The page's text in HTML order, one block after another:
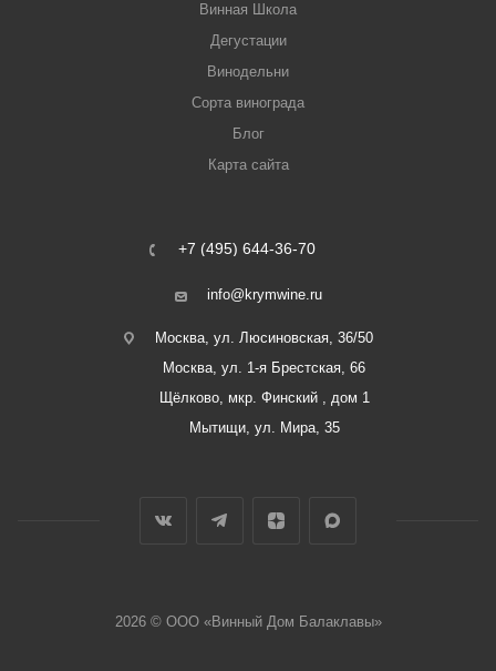
Винная Школа
Дегустации
Винодельни
Сорта винограда
Блог
Карта сайта
+7 (495) 644-36-70
info@krymwine.ru
Москва, ул. Люсиновская, 36/50
Москва, ул. 1-я Брестская, 66
Щёлково, мкр. Финский , дом 1
Мытищи, ул. Мира, 35
2026 © ООО «Винный Дом Балаклавы»